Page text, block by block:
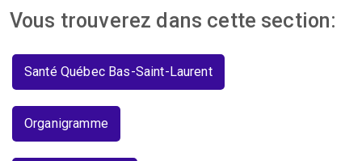
Vous trouverez dans cette section:
Santé Québec Bas-Saint-Laurent
Organigramme